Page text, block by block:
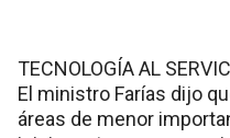
TECNOLOGÍA AL
El ministro Farías dijo
áreas de menor